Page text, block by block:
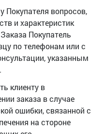
Покупателя вопросов,
и характеристик
Покупатель
по телефонам или с
указанным
клиенту в
заказа в случае
ошибки, связанной с
на стороне